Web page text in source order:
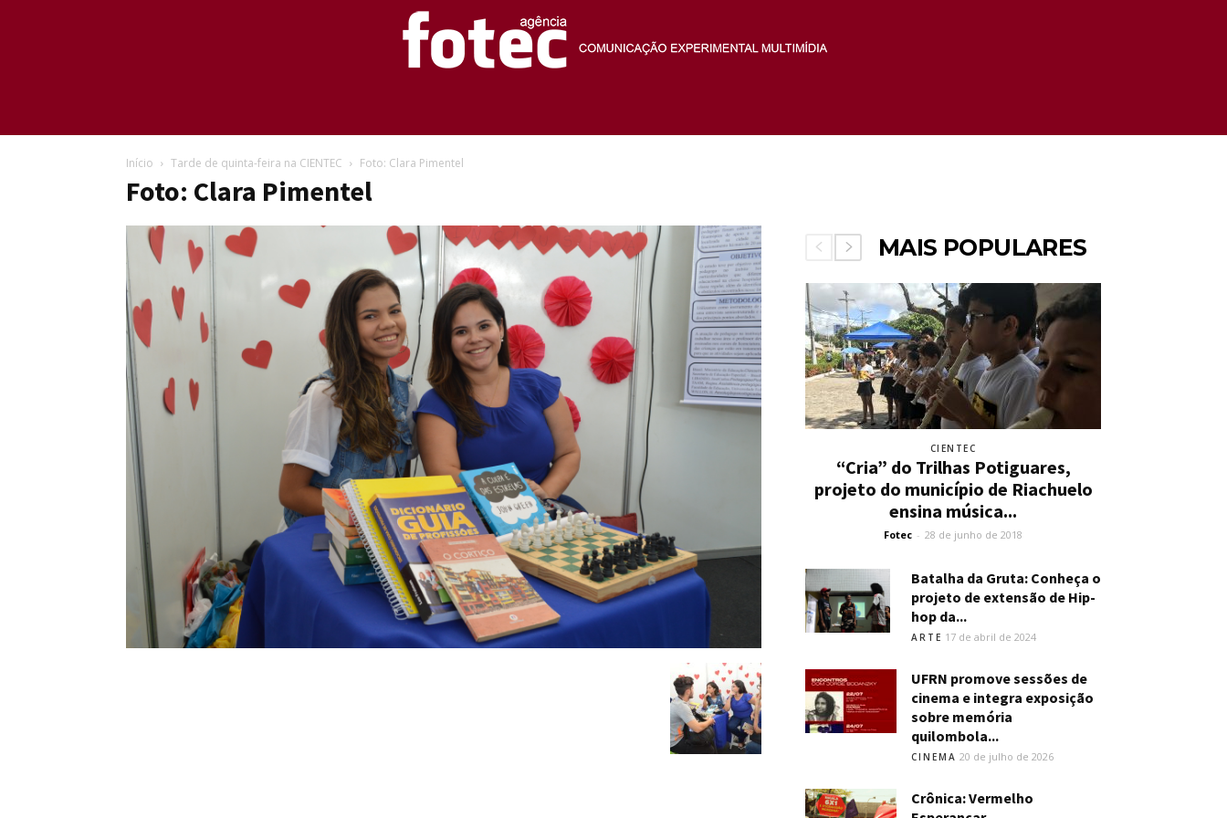
Fotec
Início Tarde de quinta-feira na CIENTEC Foto: Clara Pimentel
Foto: Clara Pimentel
MAIS POPULARES
CIENTEC
“Cria” do Trilhas Potiguares,
projeto do município de Riachuelo
ensina música...
Fotec - 28 de junho de 2018
Batalha da Gruta: Conheça o
projeto de extensão de Hip-
hop da...
ARTE 17 de abril de 2024
UFRN promove sessões de
cinema e integra exposição
sobre memória
quilombola...
CINEMA 20 de julho de 2026
Crônica: Vermelho